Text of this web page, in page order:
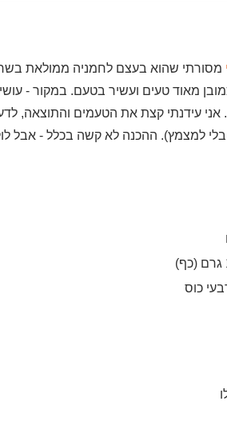
מסורתי שהוא בעצם לחמניה ממולאת בשר.
מאוד טעים ועשיר בטעם. במקור -
עידנתי קצת את הטעמים והתוצאה,
למצמץ). ההכנה לא קשה בכלל - אבל
כוס